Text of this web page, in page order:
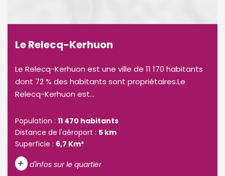
Le Relecq-Kerhuon
Le Relecq-Kerhuon est une ville de 11 170 habitants
dont 72 % des habitants sont propriétaires.Le
Relecq-Kerhuon est...
Population : 11 470 habitants
Distance de l'aéroport : 5 km
Superficie : 6,7 Km²
+ d'infos sur le quartier